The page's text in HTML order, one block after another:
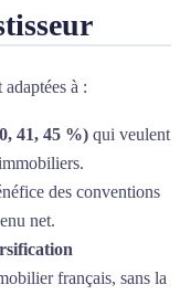
à :
41, 45 %) qui veulent
des conventions
net.
français, sans la